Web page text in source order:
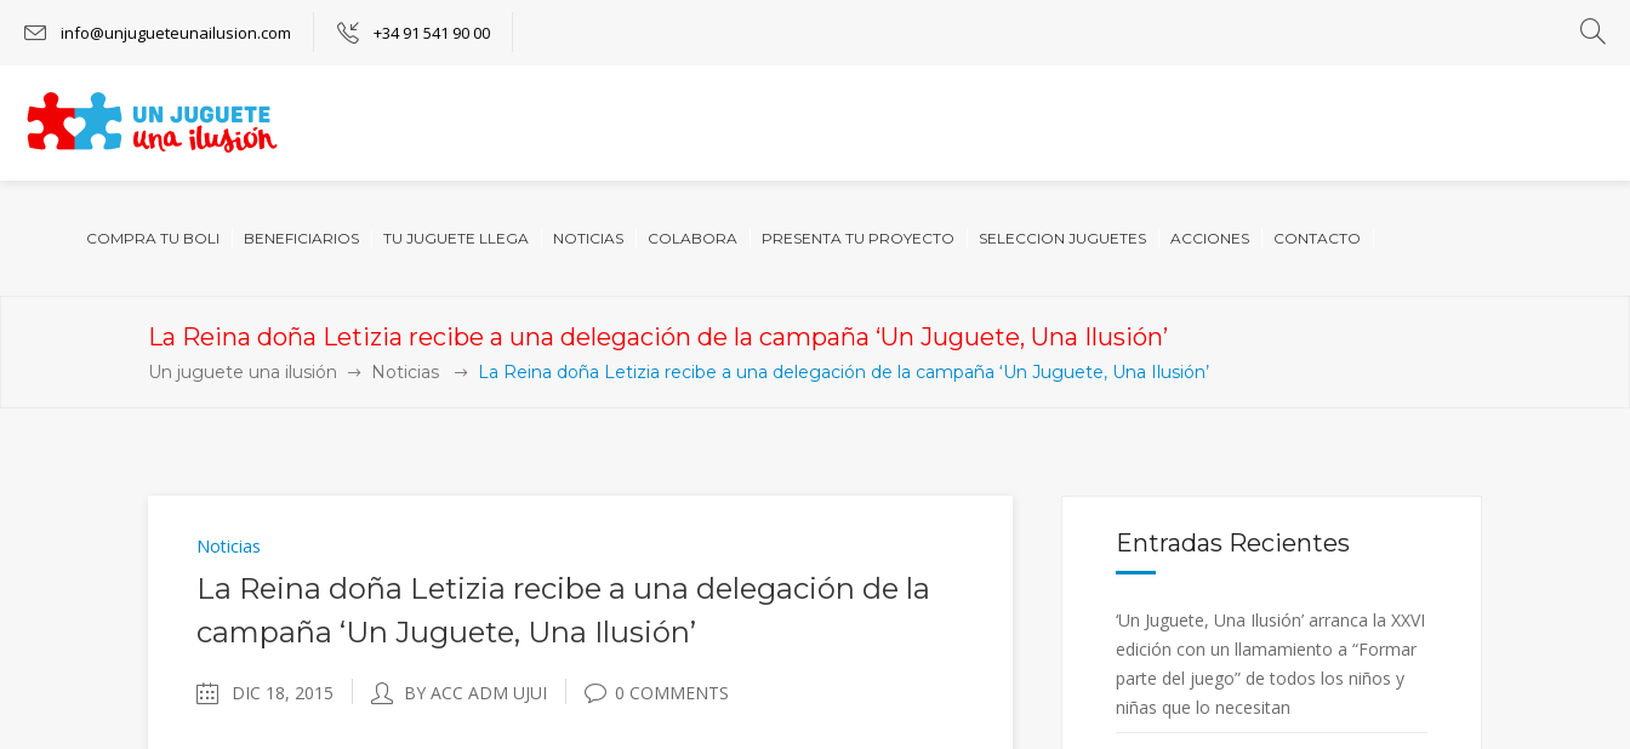
info@unjugueteunailusion.com +34 91 541 90 00
COMPRA TU BOLI BENEFICIARIOS TU JUGUETE LLEGA NOTICIAS COLABORA PRESENTA TU PROYECTO SELECCION JUGUETES ACCIONES CONTACTO
La Reina doña Letizia recibe a una delegación de la campaña ‘Un Juguete, Una Ilusión’
Un juguete una ilusión Noticias La Reina doña Letizia recibe a una delegación de la campaña ‘Un Juguete, Una Ilusión’
Noticias
La Reina doña Letizia recibe a una delegación de la
campaña ‘Un Juguete, Una Ilusión’
DIC 18, 2015 BY ACC ADM UJUI 0 COMMENTS
Entradas Recientes
‘Un Juguete, Una Ilusión’ arranca la XXVI
edición con un llamamiento a “Formar
parte del juego” de todos los niños y
niñas que lo necesitan